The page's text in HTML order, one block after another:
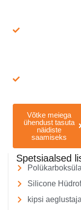
Võtke meiega
ühendust tasuta
näidiste
saamiseks
Spetsiaalsed
Silicone
kipsi aeglustaja